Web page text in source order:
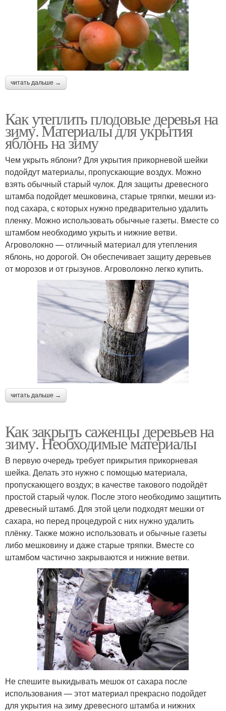
читать дальше →
Как утеплить плодовые деревья на
зиму. Материалы для укрытия
яблонь на зиму
Чем укрыть яблони? Для укрытия прикорневой шейки
подойдут материалы, пропускающие воздух. Можно
взять обычный старый чулок. Для защиты древесного
штамба подойдет мешковина, старые тряпки, мешки из-
под сахара, с которых нужно предварительно удалить
пленку. Можно использовать обычные газеты. Вместе со
штамбом необходимо укрыть и нижние ветви.
Агроволокно — отличный материал для утепления
яблонь, но дорогой. Он обеспечивает защиту деревьев
от морозов и от грызунов. Агроволокно легко купить.
читать дальше →
Как закрыть саженцы деревьев на
зиму. Необходимые материалы
В первую очередь требует прикрытия прикорневая
шейка. Делать это нужно с помощью материала,
пропускающего воздух; в качестве такового подойдёт
простой старый чулок. После этого необходимо защитить
древесный штамб. Для этой цели подходят мешки от
сахара, но перед процедурой с них нужно удалить
плёнку. Также можно использовать и обычные газеты
либо мешковину и даже старые тряпки. Вместе со
штамбом частично закрываются и нижние ветви.
Не спешите выкидывать мешок от сахара после
использования — этот материал прекрасно подойдет
для укрытия на зиму древесного штамба и нижних